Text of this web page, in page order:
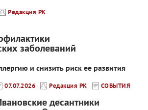
Редакция РК
заболеваний
и снизить риск ее развития
07.07.2026 Редакция РК СОБЫТИЯ
десантники